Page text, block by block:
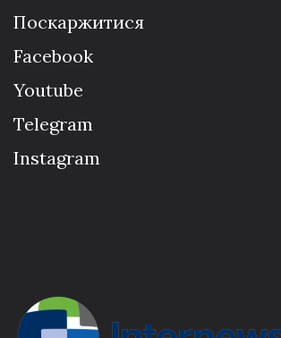
Поскаржитися
Facebook
Youtube
Telegram
Instagram